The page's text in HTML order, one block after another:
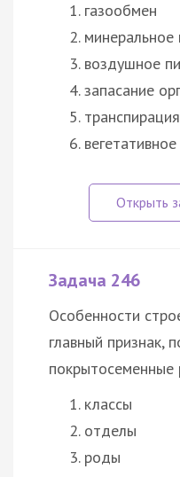
газообмен
минеральное
воздушное
запасание
транспирация
Задача 246
Особенности
главный признак,
покрытосеменные
классы
отделы
роды